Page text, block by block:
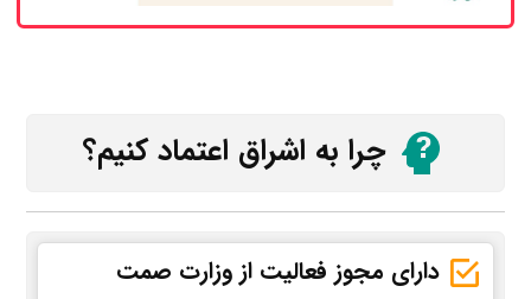
چرا به اشراق اعتماد کنیم؟
دارای مجوز فعالیت از وزارت صمت